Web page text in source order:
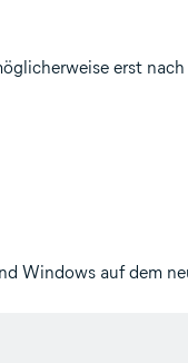
erst
Windows auf dem